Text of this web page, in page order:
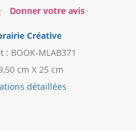
0
Donner votre avis
Créative
: BOOK-MLAB371
cm X 25 cm
détaillées